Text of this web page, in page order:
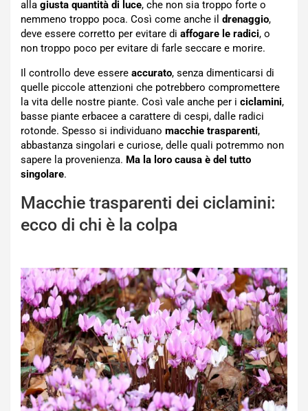
alla giusta quantità di luce, che non sia troppo forte o
nemmeno troppo poca. Così come anche il drenaggio,
deve essere corretto per evitare di affogare le radici, o
non troppo poco per evitare di farle seccare e morire.
Il controllo deve essere accurato, senza dimenticarsi di
quelle piccole attenzioni che potrebbero compromettere
la vita delle nostre piante. Così vale anche per i ciclamini,
basse piante erbacee a carattere di cespi, dalle radici
rotonde. Spesso si individuano macchie trasparenti,
abbastanza singolari e curiose, delle quali potremmo non
sapere la provenienza. Ma la loro causa è del tutto
singolare.
Macchie trasparenti dei ciclamini:
ecco di chi è la colpa